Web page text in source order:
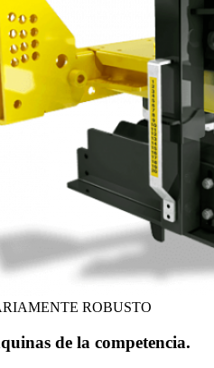
ROBUSTO
de la competencia.